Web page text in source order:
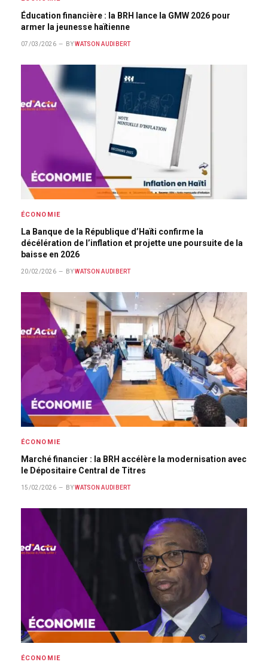
Éducation financière : la BRH lance la GMW 2026 pour
armer la jeunesse haïtienne
07/03/2026 BY WATSON AUDIBERT
ÉCONOMIE
La Banque de la République d’Haïti confirme la
décélération de l’inflation et projette une poursuite de la
baisse en 2026
20/02/2026 BY WATSON AUDIBERT
ÉCONOMIE
Marché financier : la BRH accélère la modernisation avec
le Dépositaire Central de Titres
15/02/2026 BY WATSON AUDIBERT
ÉCONOMIE